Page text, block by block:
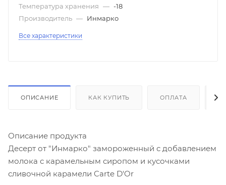
Температура хранения — -18
Производитель — Инмарко
Все характеристики
ОПИСАНИЕ КАК КУПИТЬ ОПЛАТА
Описание продукта
Десерт от "Инмарко" замороженный с добавлением
молока с карамельным сиропом и кусочками
сливочной карамели Carte D'Or